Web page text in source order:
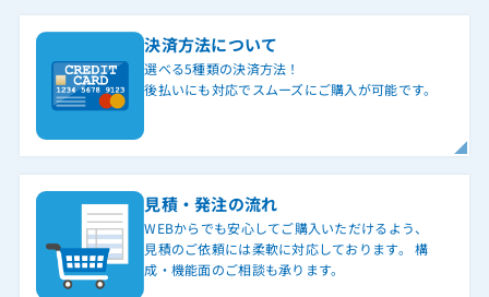
決済方法について
選べる5種類の決済方法！
後払いにも対応でスムーズにご購入が可能です。
見積・発注の流れ
WEBからでも安心してご購入いただけるよう、
見積のご依頼には柔軟に対応しております。 構
成・機能面のご相談も承ります。